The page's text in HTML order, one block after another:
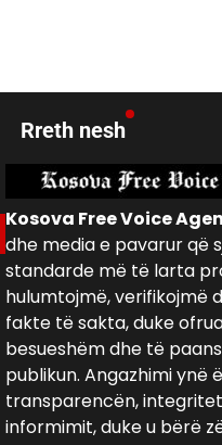
Rreth nesh
Kosova Free Voice
dhe media e pavarur që
standarde më të larta
hulumtojmë, verifikojmë
fakte të sakta, duke
besueshëm dhe të
publikun. Angazhimi ynë
transparencën,
informimit, duke u bërë